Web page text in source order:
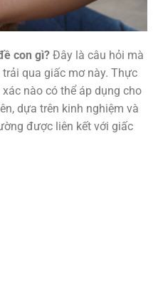
con gì? Đây là câu hỏi mà
qua giấc mơ này. Thực
nào có thể áp dụng cho
dựa trên kinh nghiệm và
được liên kết với giấc